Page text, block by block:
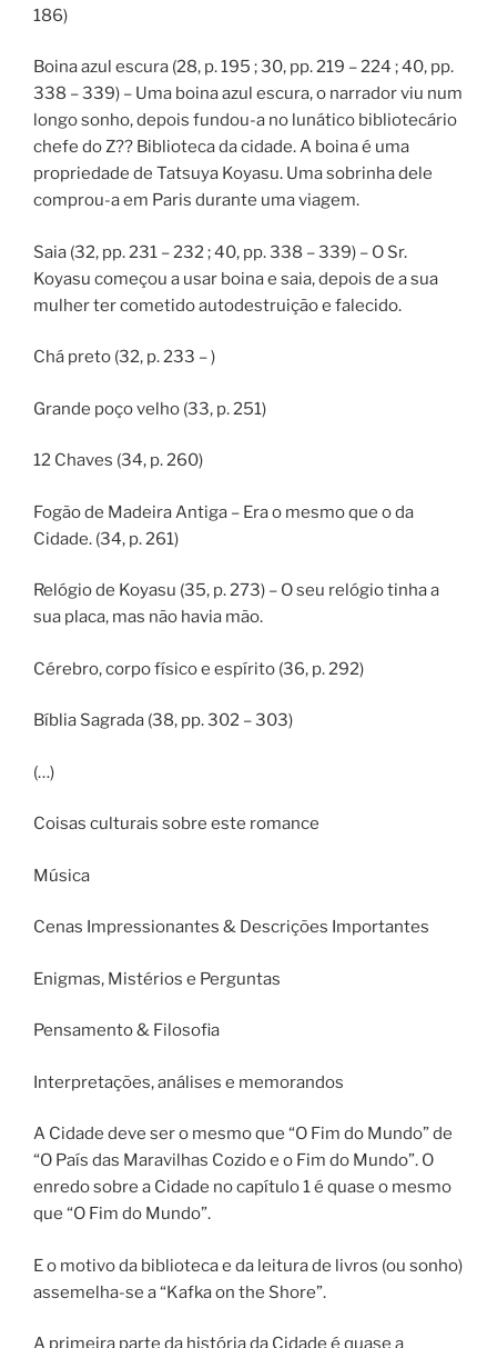
186)
Boina azul escura (28, p. 195 ; 30, pp. 219 – 224 ; 40, pp.
338 – 339) – Uma boina azul escura, o narrador viu num
longo sonho, depois fundou-a no lunático bibliotecário
chefe do Z?? Biblioteca da cidade. A boina é uma
propriedade de Tatsuya Koyasu. Uma sobrinha dele
comprou-a em Paris durante uma viagem.
Saia (32, pp. 231 – 232 ; 40, pp. 338 – 339) – O Sr.
Koyasu começou a usar boina e saia, depois de a sua
mulher ter cometido autodestruição e falecido.
Chá preto (32, p. 233 – )
Grande poço velho (33, p. 251)
12 Chaves (34, p. 260)
Fogão de Madeira Antiga – Era o mesmo que o da
Cidade. (34, p. 261)
Relógio de Koyasu (35, p. 273) – O seu relógio tinha a
sua placa, mas não havia mão.
Cérebro, corpo físico e espírito (36, p. 292)
Bíblia Sagrada (38, pp. 302 – 303)
(…)
Coisas culturais sobre este romance
Música
Cenas Impressionantes & Descrições Importantes
Enigmas, Mistérios e Perguntas
Pensamento & Filosofia
Interpretações, análises e memorandos
A Cidade deve ser o mesmo que “O Fim do Mundo” de
“O País das Maravilhas Cozido e o Fim do Mundo”. O
enredo sobre a Cidade no capítulo 1 é quase o mesmo
que “O Fim do Mundo”.
E o motivo da biblioteca e da leitura de livros (ou sonho)
assemelha-se a “Kafka on the Shore”.
A primeira parte da história da Cidade é quase a